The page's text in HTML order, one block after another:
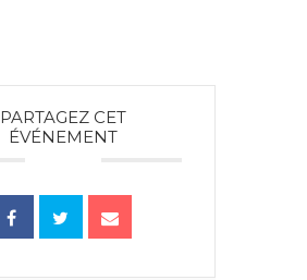
PARTAGEZ CET
ÉVÉNEMENT